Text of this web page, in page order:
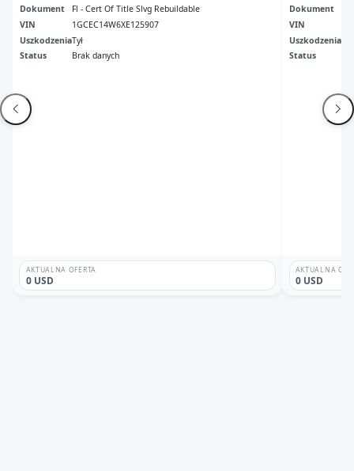
Dokument
Fl - Cert Of Title Slvg Rebuildable
VIN
1GCEC14W6XE125907
UszkodzeniaTył
Status
Brak danych
AKTUALNA OFERTA
0 USD
Dokument
VIN
Uszkodzenia
Status
AKTUALNA
0 USD